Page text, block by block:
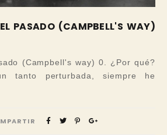
PASADO (CAMPBELL'S WAY)
(Campbell's way) 0. ¿Por qué?
tanto perturbada, siempre he